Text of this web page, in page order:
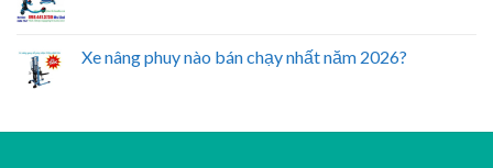
Xe nâng phuy nào bán chạy nhất năm 2026?